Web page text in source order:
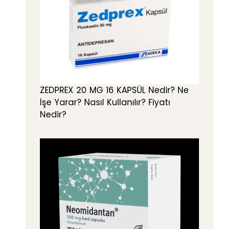
ZEDPREX 20 MG 16 KAPSÜL Nedir? Ne
İşe Yarar? Nasıl Kullanılır? Fiyatı
Nedir?